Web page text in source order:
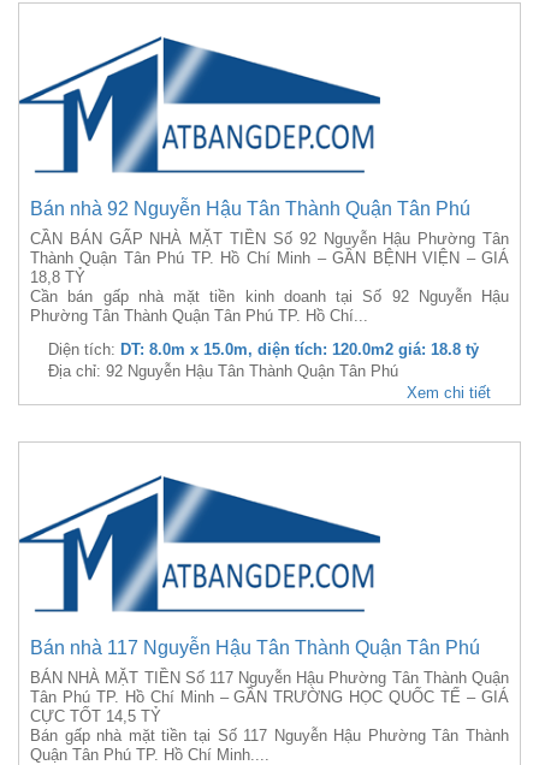
Bán nhà 92 Nguyễn Hậu Tân Thành Quận Tân Phú
CẦN BÁN GẤP NHÀ MẶT TIỀN Số 92 Nguyễn Hậu Phường Tân
Thành Quận Tân Phú TP. Hồ Chí Minh – GẦN BỆNH VIỆN – GIÁ
18,8 TỶ
Cần bán gấp nhà mặt tiền kinh doanh tại Số 92 Nguyễn Hậu
Phường Tân Thành Quận Tân Phú TP. Hồ Chí...
Diện tích: DT: 8.0m x 15.0m, diện tích: 120.0m2 giá: 18.8 tỷ
Địa chỉ: 92 Nguyễn Hậu Tân Thành Quận Tân Phú
Xem chi tiết
Bán nhà 117 Nguyễn Hậu Tân Thành Quận Tân Phú
BÁN NHÀ MẶT TIỀN Số 117 Nguyễn Hậu Phường Tân Thành Quận
Tân Phú TP. Hồ Chí Minh – GẦN TRƯỜNG HỌC QUỐC TẾ – GIÁ
CỰC TỐT 14,5 TỶ
Bán gấp nhà mặt tiền tại Số 117 Nguyễn Hậu Phường Tân Thành
Quận Tân Phú TP. Hồ Chí Minh....